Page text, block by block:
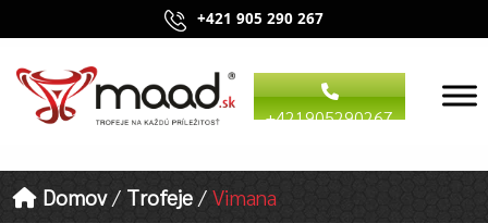
+421 905 290 267
+421905290267
Domov/ Trofeje / Vimana